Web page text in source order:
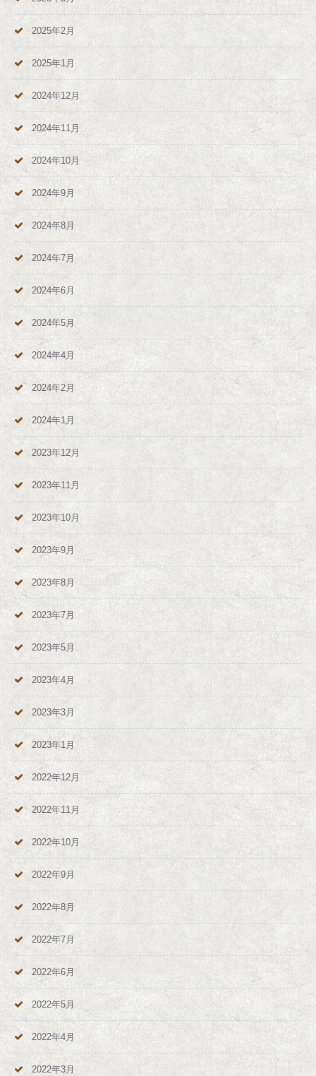
2025年2月
2025年1月
2024年12月
2024年11月
2024年10月
2024年9月
2024年8月
2024年7月
2024年6月
2024年5月
2024年4月
2024年2月
2024年1月
2023年12月
2023年11月
2023年10月
2023年9月
2023年8月
2023年7月
2023年5月
2023年4月
2023年3月
2023年1月
2022年12月
2022年11月
2022年10月
2022年9月
2022年8月
2022年7月
2022年6月
2022年5月
2022年4月
2022年3月